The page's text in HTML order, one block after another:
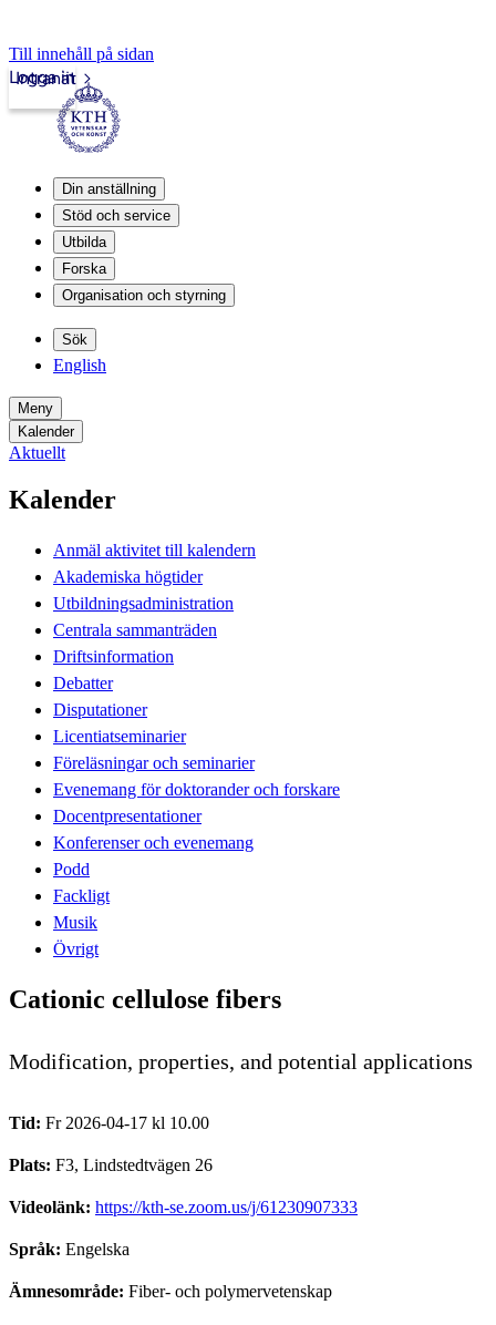
Till innehåll på sidan
Intranät
Logga in
Din anställning
Stöd och service
Utbilda
Forska
Organisation och styrning
Sök
English
Meny
Kalender
Aktuellt
Kalender
Anmäl aktivitet till kalendern
Akademiska högtider
Utbildningsadministration
Centrala sammanträden
Driftsinformation
Debatter
Disputationer
Licentiatseminarier
Föreläsningar och seminarier
Evenemang för doktorander och forskare
Docentpresentationer
Konferenser och evenemang
Podd
Fackligt
Musik
Övrigt
Cationic cellulose fibers
Modification, properties, and potential applications
Tid: Fr 2026-04-17 kl 10.00
Plats: F3, Lindstedtvägen 26
Videolänk: https://kth-se.zoom.us/j/61230907333
Språk: Engelska
Ämnesområde: Fiber- och polymervetenskap